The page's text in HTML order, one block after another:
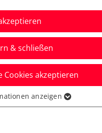
News
& schließen
Cookies akzeptieren
Funktionen der
dass die
anzeigen